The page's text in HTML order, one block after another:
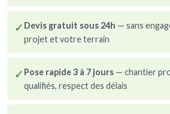
✓ Devis gratuit sous 24h — sans
projet et votre terrain
✓ Pose rapide 3 à 7 jours — chantier
qualifiés, respect des délais